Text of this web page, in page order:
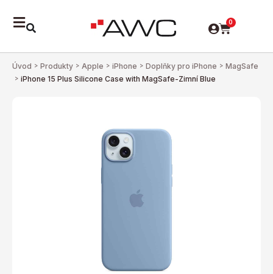
0
Úvod > Produkty > Apple > iPhone > Doplňky pro iPhone > MagSafe
> iPhone 15 Plus Silicone Case with MagSafe-Zimní Blue